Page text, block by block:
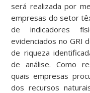
será realizada por
empresas do setor
de indicadores
evidenciados no GRI
de riqueza
de análise. Como
quais empresas
dos recursos